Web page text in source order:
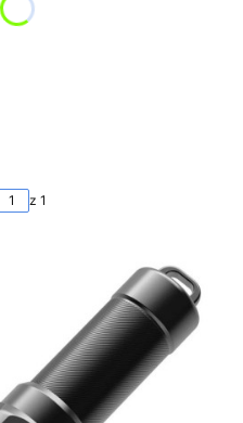
z 1